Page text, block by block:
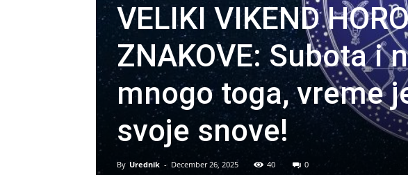
VELIKI VIKEND
ZNAKOVE: Subota i
mnogo toga, vreme
svoje snove!
By Urednik - December 26, 2025 40 0